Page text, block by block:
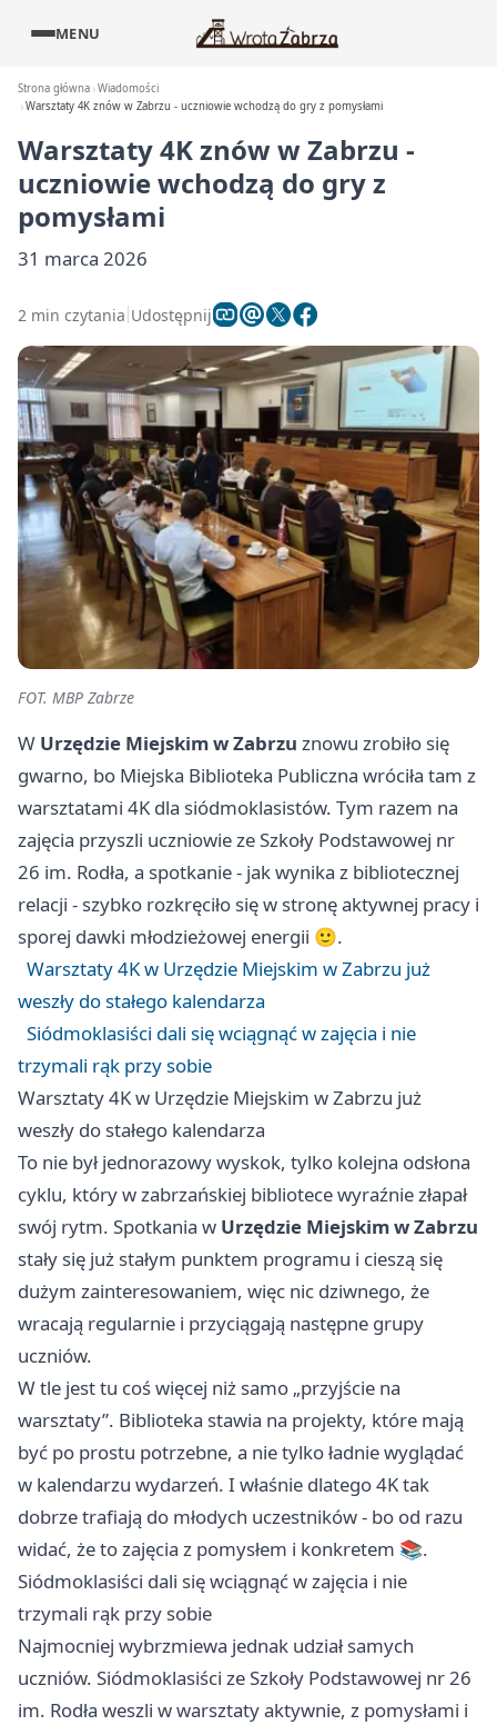
MENU
Strona główna Wiadomości
Warsztaty 4K znów w Zabrzu - uczniowie wchodzą do gry z pomysłami
Warsztaty 4K znów w Zabrzu -
uczniowie wchodzą do gry z
pomysłami
31 marca 2026
2 min czytania Udostępnij
FOT. MBP Zabrze
W Urzędzie Miejskim w Zabrzu znowu zrobiło się
gwarno, bo Miejska Biblioteka Publiczna wróciła tam z
warsztatami 4K dla siódmoklasistów. Tym razem na
zajęcia przyszli uczniowie ze Szkoły Podstawowej nr
26 im. Rodła, a spotkanie - jak wynika z bibliotecznej
relacji - szybko rozkręciło się w stronę aktywnej pracy i
sporej dawki młodzieżowej energii 🙂.
Warsztaty 4K w Urzędzie Miejskim w Zabrzu już
weszły do stałego kalendarza
Siódmoklasiści dali się wciągnąć w zajęcia i nie
trzymali rąk przy sobie
Warsztaty 4K w Urzędzie Miejskim w Zabrzu już
weszły do stałego kalendarza
To nie był jednorazowy wyskok, tylko kolejna odsłona
cyklu, który w zabrzańskiej bibliotece wyraźnie złapał
swój rytm. Spotkania w Urzędzie Miejskim w Zabrzu
stały się już stałym punktem programu i cieszą się
dużym zainteresowaniem, więc nic dziwnego, że
wracają regularnie i przyciągają następne grupy
uczniów.
W tle jest tu coś więcej niż samo „przyjście na
warsztaty”. Biblioteka stawia na projekty, które mają
być po prostu potrzebne, a nie tylko ładnie wyglądać
w kalendarzu wydarzeń. I właśnie dlatego 4K tak
dobrze trafiają do młodych uczestników - bo od razu
widać, że to zajęcia z pomysłem i konkretem 📚.
Siódmoklasiści dali się wciągnąć w zajęcia i nie
trzymali rąk przy sobie
Najmocniej wybrzmiewa jednak udział samych
uczniów. Siódmoklasiści ze Szkoły Podstawowej nr 26
im. Rodła weszli w warsztaty aktywnie, z pomysłami i